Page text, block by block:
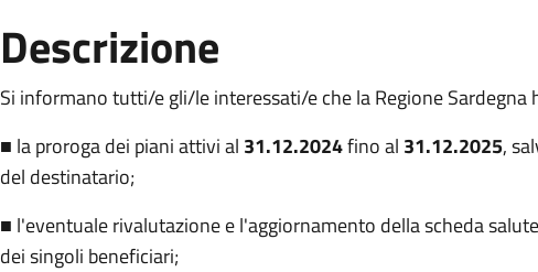
Descrizione
Si informano tutti/e gli/le interessati/e che la Regione Sardegna
■ la proroga dei piani attivi al 31.12.2024fino al 31.12.2025,
del destinatario;
■ l'eventuale rivalutazione e l'aggiornamento della scheda
dei singoli beneficiari;